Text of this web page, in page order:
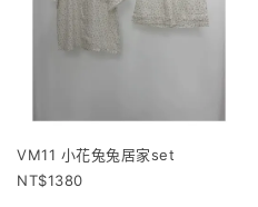
VM11 小花兔兔居家set
1380